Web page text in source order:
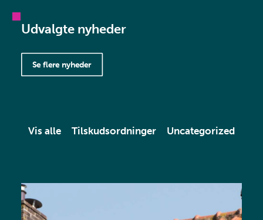
Udvalgte nyheder
Se flere nyheder
Vis alle Tilskudsordninger Uncategorized